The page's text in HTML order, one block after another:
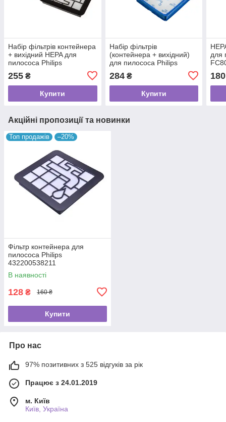
Набір фільтрів контейнера
+ вихідний HEPA для
пилососа Philips
255 ₴
Купити
Набір фільтрів
(контейнера + вихідний)
для пилососа Philips
284₴
Купити
для
180
Акційні пропозиції та новинки
Топ продажів –20%
Фільтр контейнера для
пилососа Philips
432200538211
В наявності
128 ₴ 160 ₴
Купити
Про нас
97% позитивних з 525 відгуків за рік
Працює з 24.01.2019
м. Київ
Київ, Україна